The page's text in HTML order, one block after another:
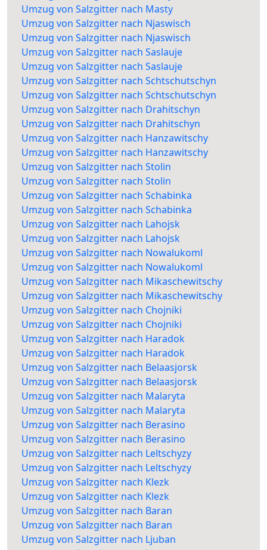
Umzug von Salzgitter nach Masty
Umzug von Salzgitter nach Njaswisch
Umzug von Salzgitter nach Njaswisch
Umzug von Salzgitter nach Saslauje
Umzug von Salzgitter nach Saslauje
Umzug von Salzgitter nach Schtschutschyn
Umzug von Salzgitter nach Schtschutschyn
Umzug von Salzgitter nach Drahitschyn
Umzug von Salzgitter nach Drahitschyn
Umzug von Salzgitter nach Hanzawitschy
Umzug von Salzgitter nach Hanzawitschy
Umzug von Salzgitter nach Stolin
Umzug von Salzgitter nach Stolin
Umzug von Salzgitter nach Schabinka
Umzug von Salzgitter nach Schabinka
Umzug von Salzgitter nach Lahojsk
Umzug von Salzgitter nach Lahojsk
Umzug von Salzgitter nach Nowalukoml
Umzug von Salzgitter nach Nowalukoml
Umzug von Salzgitter nach Mikaschewitschy
Umzug von Salzgitter nach Mikaschewitschy
Umzug von Salzgitter nach Chojniki
Umzug von Salzgitter nach Chojniki
Umzug von Salzgitter nach Haradok
Umzug von Salzgitter nach Haradok
Umzug von Salzgitter nach Belaasjorsk
Umzug von Salzgitter nach Belaasjorsk
Umzug von Salzgitter nach Malaryta
Umzug von Salzgitter nach Malaryta
Umzug von Salzgitter nach Berasino
Umzug von Salzgitter nach Berasino
Umzug von Salzgitter nach Leltschyzy
Umzug von Salzgitter nach Leltschyzy
Umzug von Salzgitter nach Klezk
Umzug von Salzgitter nach Klezk
Umzug von Salzgitter nach Baran
Umzug von Salzgitter nach Baran
Umzug von Salzgitter nach Ljuban